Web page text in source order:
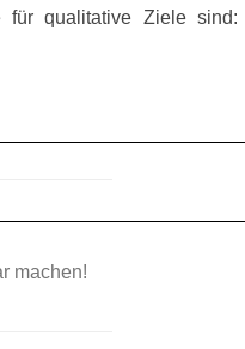
für qualitative Ziele sind:
machen!